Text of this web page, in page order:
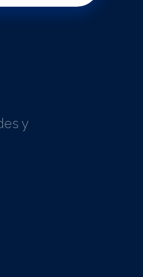
y